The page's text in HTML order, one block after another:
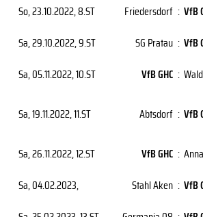
So, 23.10.2022, 8.ST Friedersdorf : VfB
Sa, 29.10.2022, 9.ST SG Pratau : VfB
Sa, 05.11.2022, 10.ST VfB GHC :
Sa, 19.11.2022, 11.ST Abtsdorf : VfB
Sa, 26.11.2022, 12.ST VfB GHC :
Sa, 04.02.2023, Stahl Aken : VfB